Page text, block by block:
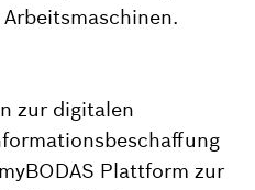
zur digitalen
Plattform zur